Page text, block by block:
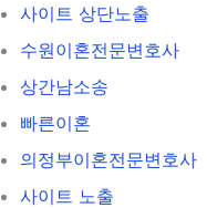
사이트 상단노출
수원이혼전문변호사
상간남소송
빠른이혼
의정부이혼전문변호사
사이트 노출